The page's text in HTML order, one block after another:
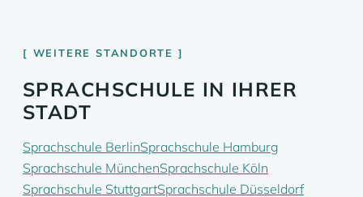
WEITERE STANDORTE
SPRACHSCHULE IN IHRER
STADT
Sprachschule BerlinSprachschule Hamburg
Sprachschule MünchenSprachschule Köln
Sprachschule StuttgartSprachschule Düsseldorf